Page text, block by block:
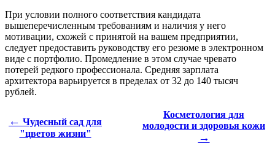
При условии полного соответствия кандидата
вышеперечисленным требованиям и наличия у него
мотивации, схожей с принятой на вашем предприятии,
следует предоставить руководству его резюме в электронном
виде с портфолио. Промедление в этом случае чревато
потерей редкого профессионала. Средняя зарплата
архитектора варьируется в пределах от 32 до 140 тысяч
рублей.
← Чудесный сад для
"цветов жизни"
Косметология для
молодости и здоровья кожи
→